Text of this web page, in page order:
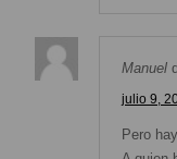
Manuel
julio 9,
Pero